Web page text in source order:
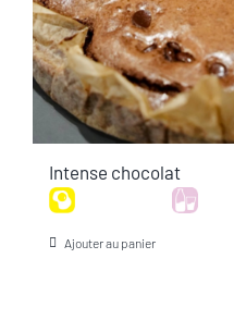
Intense chocolat
Ajouter au panier